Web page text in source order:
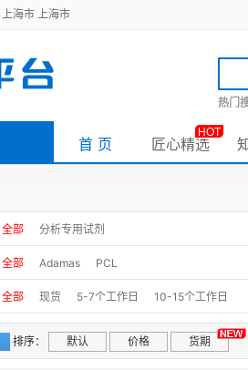
上海市 上海市
热门
首 页 匠心精选
HOT
全部 分析专用试剂
全部 Adamas PCL
全部 现货 5-7个工作日 10-15个工作日
排序： 默认 价格 货期